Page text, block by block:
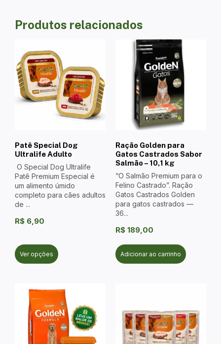
Produtos relacionados
Patê Special Dog
Ultralife Adulto
O Special Dog Ultralife
Patê Premium Especial é
um alimento úmido
completo para cães adultos
de ...
R$ 6,90
Ver opções
Ração Golden para
Gatos Castrados Sabor
Salmão – 10,1 kg
“O Salmão Premium para o
Felino Castrado”. Ração
Gatos Castrados Golden
para gatos castrados —
36...
R$ 189,00
Adicionar ao carrinho